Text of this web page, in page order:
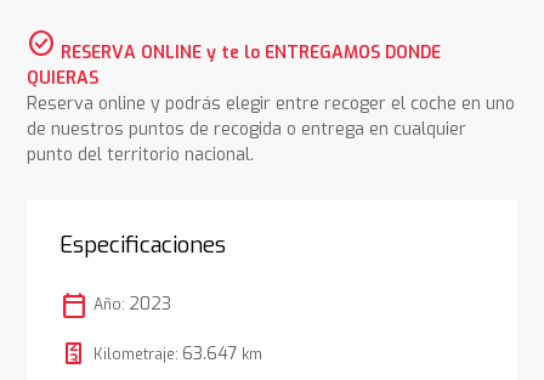
check_circle RESERVA ONLINE y te lo ENTREGAMOS DONDE
QUIERAS
Reserva online y podrás elegir entre recoger el coche en uno
de nuestros puntos de recogida o entrega en cualquier
punto del territorio nacional.
Especificaciones
calendar_today Año: 2023
Kilometraje: 63.647 km